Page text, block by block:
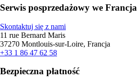
Serwis posprzedażowy we Francja
Skontaktuj się z nami
11 rue Bernard Maris
37270 Montlouis-sur-Loire, Francja
+33 1 86 47 62 58
Bezpieczna płatność